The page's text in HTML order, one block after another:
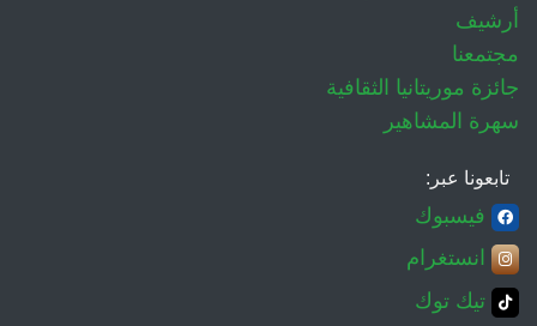
أرشيف
مجتمعنا
جائزة موريتانيا الثقافية
سهرة المشاهير
تابعونا عبر: